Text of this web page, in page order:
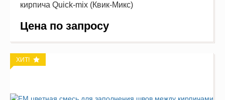
кирпича Quick-mix (Квик-Микс)
Цена по запросу
ХИТ!